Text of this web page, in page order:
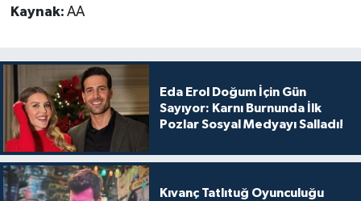
Kaynak: AA
Eda Erol Doğum İçin Gün
Sayıyor: Karnı Burnunda İlk
Pozlar Sosyal Medyayı Salladı!
Kıvanç Tatlıtuğ Oyunculuğu